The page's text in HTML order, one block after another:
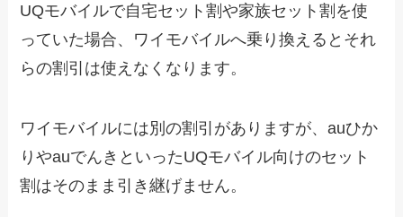
UQモバイルで自宅セット割や家族セット割を使
っていた場合、ワイモバイルへ乗り換えるとそれ
らの割引は使えなくなります。
ワイモバイルには別の割引がありますが、auひか
りやauでんきといったUQモバイル向けのセット
割はそのまま引き継げません。